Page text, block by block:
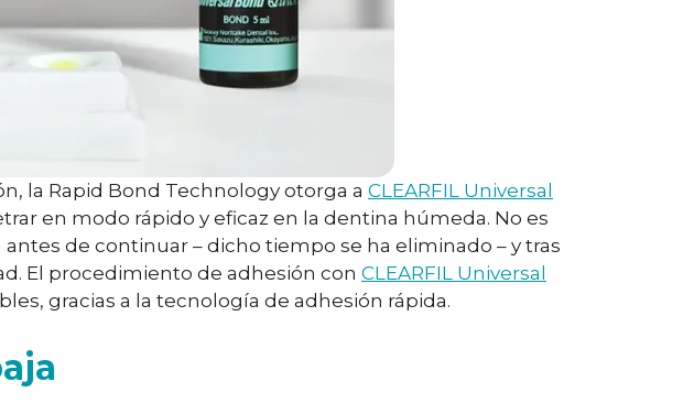
la Rapid Bond Technology otorga a CLEARFIL Universal
en modo rápido y eficaz en la dentina húmeda. No es
de continuar – dicho tiempo se ha eliminado – y tras
El procedimiento de adhesión con CLEARFIL Universal
gracias a la tecnología de adhesión rápida.